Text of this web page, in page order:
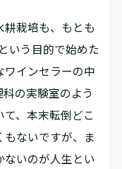
栽培も、もとも
いう目的で始めた
ワインセラーの中
の実験室のよう
、本末転倒どこ
もないですが、ま
ないのが人生とい